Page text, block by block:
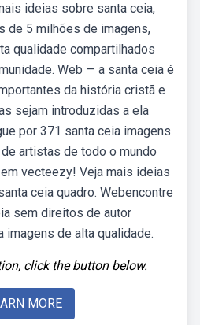
ideias sobre santa ceia,
de 5 milhões de imagens,
qualidade compartilhados
Web — a santa ceia é
da história cristã e
sejam introduzidas a ela
por 371 santa ceia imagens
artistas de todo o mundo
vecteezy! Veja mais ideias
ceia quadro. Webencontre
sem direitos de autor
imagens de alta qualidade.
click the button below.
MORE